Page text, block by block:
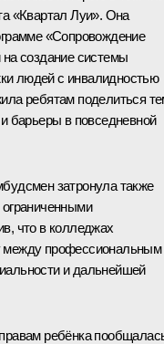
«Квартал Луи». Она
«Сопровождение
создание системы
людей с инвалидностью
ребятам поделиться
барьеры в повседневной
затронула также
ограниченными
что в колледжах
между профессиональным
и дальнейшей
ребёнка